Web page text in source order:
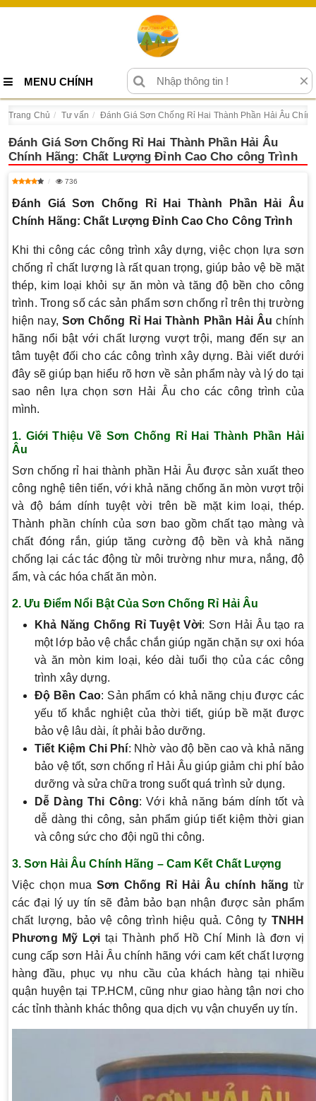
MENU CHÍNH ×
Trang Chủ Tư vấn Đánh Giá Sơn Chống Rỉ Hai Thành Phần Hải Âu
Đánh Giá Sơn Chống Rỉ Hai Thành Phần Hải Âu
Chính Hãng: Chất Lượng Đỉnh Cao Cho công Trình
736
Đánh Giá Sơn Chống Rỉ Hai Thành Phần Hải Âu
Chính Hãng: Chất Lượng Đỉnh Cao Cho Công Trình
Khi thi công các công trình xây dựng, việc chọn lựa sơn
chống rỉ chất lượng là rất quan trọng, giúp bảo vệ bề mặt
thép, kim loại khỏi sự ăn mòn và tăng độ bền cho công
trình. Trong số các sản phẩm sơn chống rỉ trên thị trường
hiện nay, Sơn Chống Rỉ Hai Thành Phần Hải Âu chính
hãng nổi bật với chất lượng vượt trội, mang đến sự an
tâm tuyệt đối cho các công trình xây dựng. Bài viết dưới
đây sẽ giúp bạn hiểu rõ hơn về sản phẩm này và lý do tại
sao nên lựa chọn sơn Hải Âu cho các công trình của
mình.
1. Giới Thiệu Về Sơn Chống Rỉ Hai Thành Phần Hải
Âu
Sơn chống rỉ hai thành phần Hải Âu được sản xuất theo
công nghệ tiên tiến, với khả năng chống ăn mòn vượt trội
và độ bám dính tuyệt vời trên bề mặt kim loại, thép.
Thành phần chính của sơn bao gồm chất tạo màng và
chất đóng rắn, giúp tăng cường độ bền và khả năng
chống lại các tác động từ môi trường như mưa, nắng, độ
ẩm, và các hóa chất ăn mòn.
2. Ưu Điểm Nổi Bật Của Sơn Chống Rỉ Hải Âu
Khả Năng Chống Rỉ Tuyệt Vời: Sơn Hải Âu tạo ra
một lớp bảo vệ chắc chắn giúp ngăn chặn sự oxi hóa
và ăn mòn kim loại, kéo dài tuổi thọ của các công
trình xây dựng.
Độ Bền Cao: Sản phẩm có khả năng chịu được các
yếu tố khắc nghiệt của thời tiết, giúp bề mặt được
bảo vệ lâu dài, ít phải bảo dưỡng.
Tiết Kiệm Chi Phí: Nhờ vào độ bền cao và khả năng
bảo vệ tốt, sơn chống rỉ Hải Âu giúp giảm chi phí bảo
dưỡng và sửa chữa trong suốt quá trình sử dụng.
Dễ Dàng Thi Công: Với khả năng bám dính tốt và
dễ dàng thi công, sản phẩm giúp tiết kiệm thời gian
và công sức cho đội ngũ thi công.
3.Sơn Hải Âu Chính Hãng – Cam Kết Chất Lượng
Việc chọn mua Sơn Chống Rỉ Hải Âu chính hãng từ
các đại lý uy tín sẽ đảm bảo bạn nhận được sản phẩm
chất lượng, bảo vệ công trình hiệu quả. Công ty TNHH
Phương Mỹ Lợi tại Thành phố Hồ Chí Minh là đơn vị
cung cấp sơn Hải Âu chính hãng với cam kết chất lượng
hàng đầu, phục vụ nhu cầu của khách hàng tại nhiều
quận huyện tại TP.HCM, cũng như giao hàng tận nơi cho
các tỉnh thành khác thông qua dịch vụ vận chuyển uy tín.